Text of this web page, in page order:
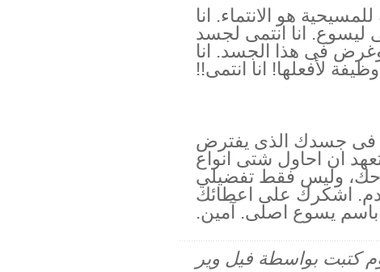
هو الانتماء. انا
ليسوع. انا انتمى لجسد
فى هذا الجسد. انا
لأفعلها! انا انتمى!!
فى جسدك الذى يفترض
ان احاول شتى انواع
وليس فقط تفضيلي
اشكرك على اعطائك
باسم يسوع اصلى. آمين.
كتبت بواسطة فيل وير